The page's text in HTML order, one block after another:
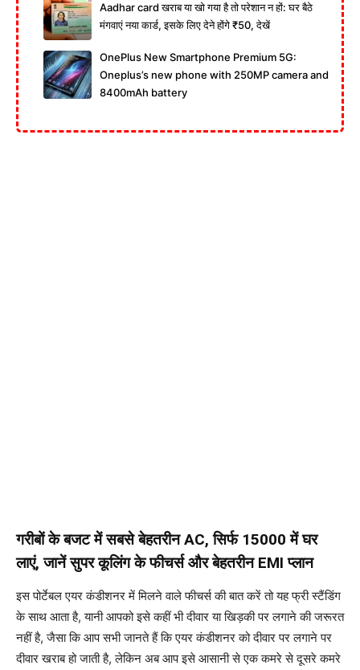
Aadhar card खराब या खो गया है तो परेशान न हों: घर बैठे
मंगवाएं नया कार्ड, इसके लिए देने होंगे ₹50, देखें
OnePlus New Smartphone Premium 5G:
Oneplus’s new phone with 250MP camera and
8400mAh battery
गरीबों के बजट में सबसे बेहतरीन AC, सिर्फ 15000 में घर
लाएं, जानें सुपर कूलिंग के फीचर्स और बेहतरीन EMI प्लान
इस पोर्टेबल एयर कंडीशनर में मिलने वाले फीचर्स की बात करें तो यह फ्री स्टैंडिंग
के साथ आता है, यानी आपको इसे कहीं भी दीवार या खिड़की पर लगाने की जरूरत
नहीं है, जैसा कि आप सभी जानते हैं कि एयर कंडीशनर को दीवार पर लगाने पर
दीवार खराब हो जाती है, लेकिन अब आप इसे आसानी से एक कमरे से दूसरे कमरे